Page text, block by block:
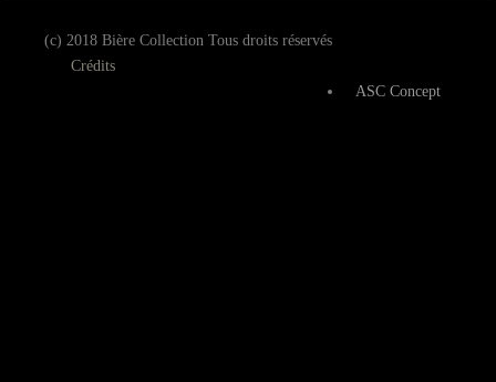
(c) 2018 Bière Collection Tous droits réservés
Crédits
ASC Concept